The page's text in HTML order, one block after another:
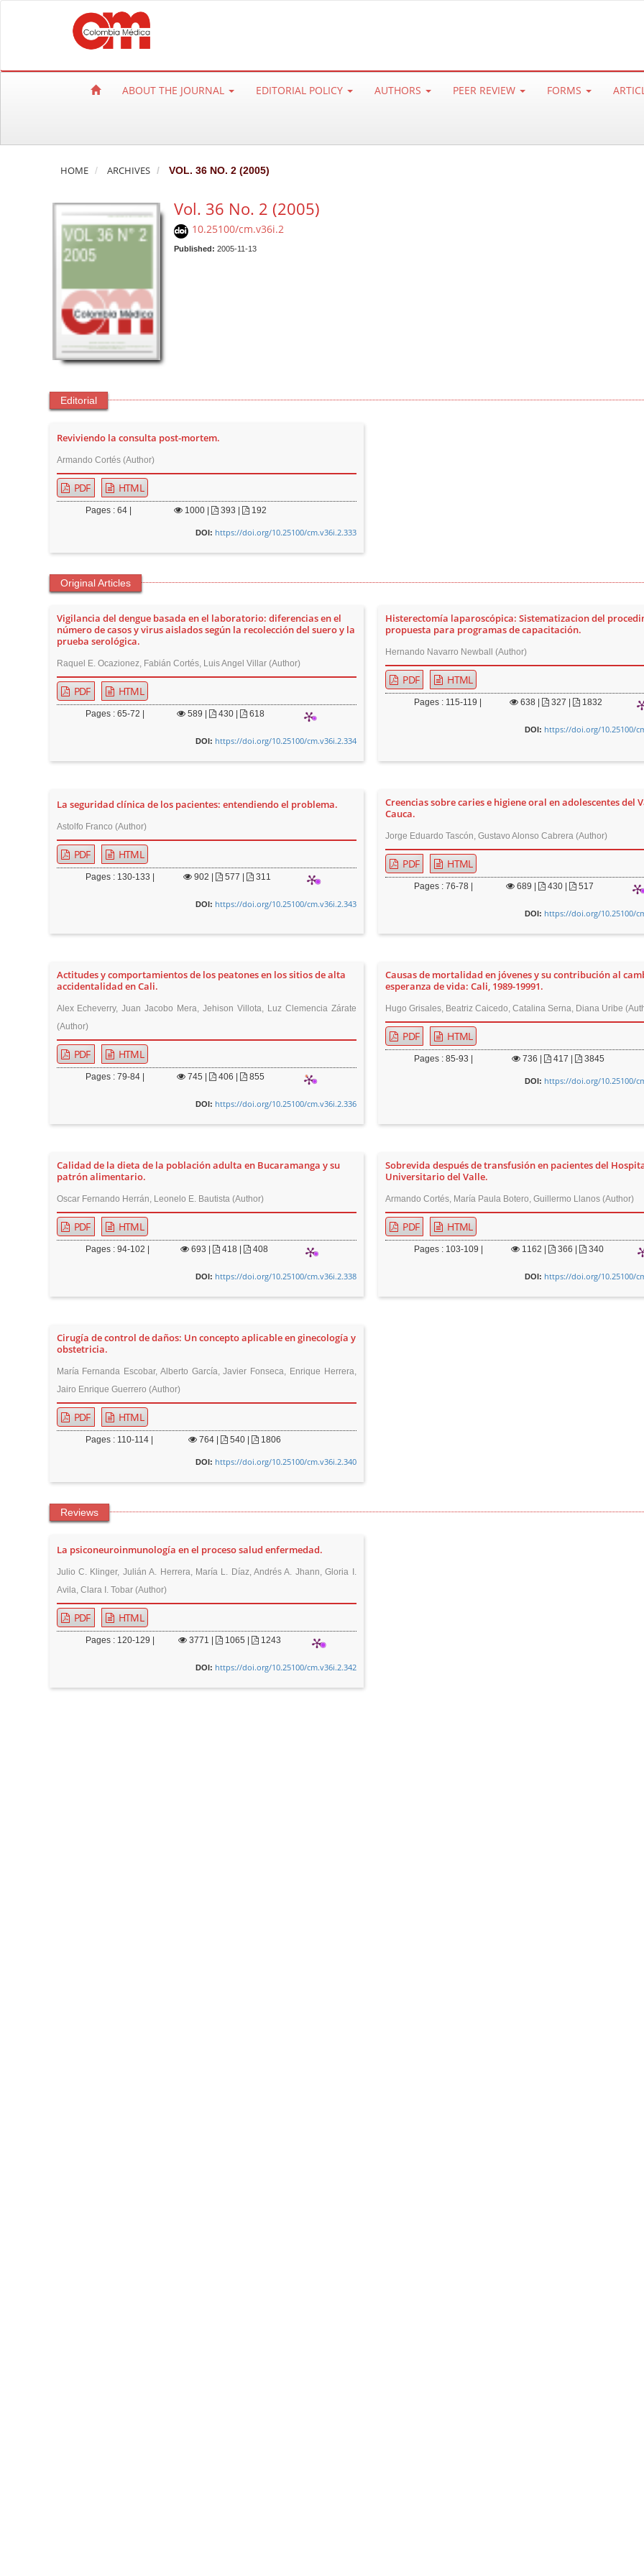
ABOUT THE JOURNAL EDITORIAL POLICY AUTHORS PEER REVIEW FORMS
HOME ARCHIVES VOL. 36 NO. 2 (2005)
Vol. 36 No. 2 (2005)
10.25100/cm.v36i.2
Published: 2005-11-13
Editorial
Reviviendo la consulta post-mortem.
Armando Cortés (Author)
PDF HTML
Pages : 64 | 1000 | 393 | 192
DOI: https://doi.org/10.25100/cm.v36i.2.333
Original Articles
Vigilancia del dengue basada en el laboratorio: diferencias en el
número de casos y virus aislados según la recolección del suero y la
prueba serológica.
Raquel E. Ocazionez, Fabián Cortés, Luis Angel Villar (Author)
PDF HTML
Pages : 65-72 | 589 | 430 | 618
DOI: https://doi.org/10.25100/cm.v36i.2.334
Histerectomía laparoscópica: Sistematizacion del
propuesta para programas de capacitación.
Hernando Navarro Newball (Author)
PDF HTML
Pages : 115-119 | 638 | 327 | 1832
DOI: https://doi.org/10.25100/
La seguridad clínica de los pacientes: entendiendo el problema.
Astolfo Franco (Author)
PDF HTML
Pages : 130-133 | 902 | 577 | 311
DOI: https://doi.org/10.25100/cm.v36i.2.343
Creencias sobre caries e higiene oral en adolescentes del
Cauca.
Jorge Eduardo Tascón, Gustavo Alonso Cabrera (Author)
PDF HTML
Pages : 76-78 | 689 | 430 | 517
DOI: https://doi.org/10.25100/
Actitudes y comportamientos de los peatones en los sitios de alta
accidentalidad en Cali.
Alex Echeverry, Juan Jacobo Mera, Jehison Villota, Luz Clemencia Zárate
(Author)
PDF HTML
Pages : 79-84 | 745 | 406 | 855
DOI: https://doi.org/10.25100/cm.v36i.2.336
Causas de mortalidad en jóvenes y su contribución al
esperanza de vida: Cali, 1989-19991.
Hugo Grisales, Beatriz Caicedo, Catalina Serna, Diana Uribe
PDF HTML
Pages : 85-93 | 736 | 417 | 3845
DOI: https://doi.org/10.25100/
Calidad de la dieta de la población adulta en Bucaramanga y su
patrón alimentario.
Oscar Fernando Herrán, Leonelo E. Bautista (Author)
PDF HTML
Pages : 94-102 | 693 | 418 | 408
DOI: https://doi.org/10.25100/cm.v36i.2.338
Sobrevida después de transfusión en pacientes del
Universitario del Valle.
Armando Cortés, María Paula Botero, Guillermo Llanos (Author)
PDF HTML
Pages : 103-109 | 1162 | 366 | 340
DOI: https://doi.org/10.25100/
Cirugía de control de daños: Un concepto aplicable en ginecología y
obstetricia.
María Fernanda Escobar, Alberto García, Javier Fonseca, Enrique Herrera,
Jairo Enrique Guerrero (Author)
PDF HTML
Pages : 110-114 | 764 | 540 | 1806
DOI: https://doi.org/10.25100/cm.v36i.2.340
Reviews
La psiconeuroinmunología en el proceso salud enfermedad.
Julio C. Klinger, Julián A. Herrera, María L. Díaz, Andrés A. Jhann, Gloria I.
Avila, Clara I. Tobar (Author)
PDF HTML
Pages : 120-129 | 3771 | 1065 | 1243
DOI: https://doi.org/10.25100/cm.v36i.2.342